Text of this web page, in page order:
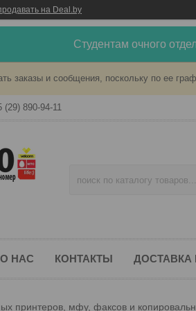
на Deal.by
Студентам очного
заказы и сообщения, поскольку по ее
(29) 890-94-11
О НАС КОНТАКТЫ ДОСТАВКА
принтеров, мфу, факсов и